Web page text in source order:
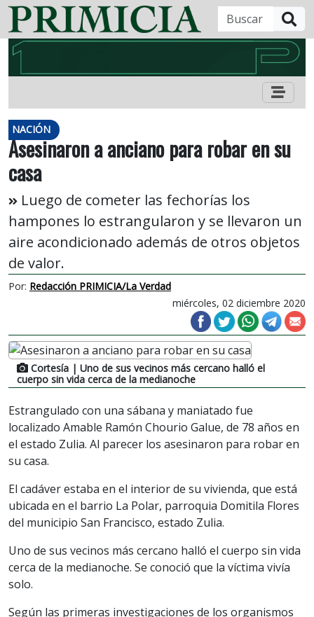
NACIÓN
Asesinaron a anciano para robar en su
casa
Luego de cometer las fechorías los
hampones lo estrangularon y se llevaron un
aire acondicionado además de otros objetos
de valor.
Por: Redacción PRIMICIA/La Verdad
miércoles, 02 diciembre 2020
Cortesía | Uno de sus vecinos más cercano halló el
cuerpo sin vida cerca de la medianoche
Estrangulado con una sábana y maniatado fue
localizado Amable Ramón Chourio Galue, de 78 años en
el estado Zulia. Al parecer los asesinaron para robar en
su casa.
El cadáver estaba en el interior de su vivienda, que está
ubicada en el barrio La Polar, parroquia Domitila Flores
del municipio San Francisco, estado Zulia.
Uno de sus vecinos más cercano halló el cuerpo sin vida
cerca de la medianoche. Se conoció que la víctima vivía
solo.
Según las primeras investigaciones de los organismos